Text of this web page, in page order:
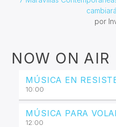
por
NOW ON AIR
MÚSICA EN
10:00
MÚSICA PARA
12:00